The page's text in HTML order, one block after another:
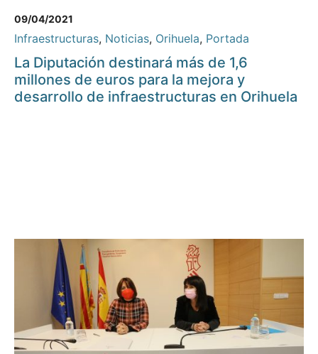
09/04/2021
Infraestructuras, Noticias, Orihuela, Portada
La Diputación destinará más de 1,6
millones de euros para la mejora y
desarrollo de infraestructuras en Orihuela